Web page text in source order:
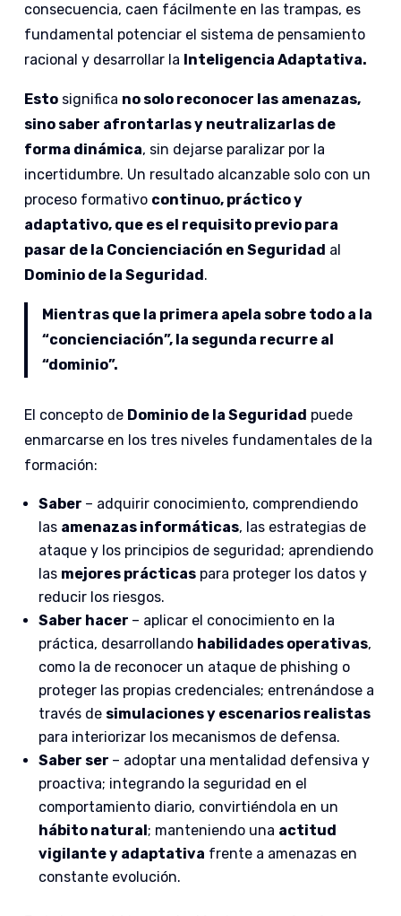
consecuencia, caen fácilmente en las trampas, es
fundamental potenciar el sistema de pensamiento
racional y desarrollar la Inteligencia Adaptativa.
Esto significa no solo reconocer las amenazas,
sino saber afrontarlas y neutralizarlas de
forma dinámica, sin dejarse paralizar por la
incertidumbre. Un resultado alcanzable solo con un
proceso formativo continuo, práctico y
adaptativo, que es el requisito previo para
pasar de la Concienciación en Seguridad al
Dominio de la Seguridad.
Mientras que la primera apela sobre todo a la
“concienciación”, la segunda recurre al
“dominio”.
El concepto de Dominio de la Seguridad puede
enmarcarse en los tres niveles fundamentales de la
formación:
Saber – adquirir conocimiento, comprendiendo
las amenazas informáticas, las estrategias de
ataque y los principios de seguridad; aprendiendo
las mejores prácticas para proteger los datos y
reducir los riesgos.
Saber hacer – aplicar el conocimiento en la
práctica, desarrollando habilidades operativas,
como la de reconocer un ataque de phishing o
proteger las propias credenciales; entrenándose a
través de simulaciones y escenarios realistas
para interiorizar los mecanismos de defensa.
Saber ser – adoptar una mentalidad defensiva y
proactiva; integrando la seguridad en el
comportamiento diario, convirtiéndola en un
hábito natural; manteniendo una actitud
vigilante y adaptativa frente a amenazas en
constante evolución.